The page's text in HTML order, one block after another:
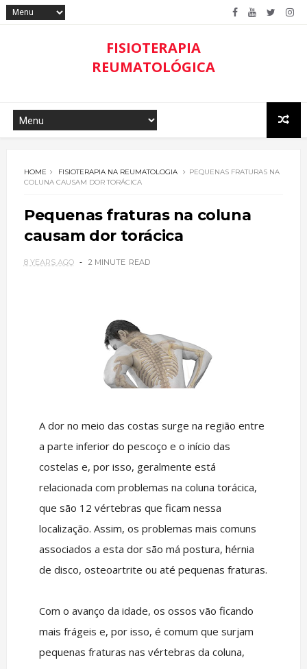
FISIOTERAPIA
REUMATOLÓGICA
HOME FISIOTERAPIA NA REUMATOLOGIA
PEQUENAS FRATURAS NA
COLUNA CAUSAM DOR TORÁCICA
Pequenas fraturas na coluna
causam dor torácica
8 YEARS AGO 2 MINUTE READ
A dor no meio das costas surge na região entre
a parte inferior do pescoço e o início das
costelas e, por isso, geralmente está
relacionada com problemas na coluna torácica,
que são 12 vértebras que ficam nessa
localização. Assim, os problemas mais comuns
associados a esta dor são má postura, hérnia
de disco, osteoartrite ou até pequenas fraturas.
Com o avanço da idade, os ossos vão ficando
mais frágeis e, por isso, é comum que surjam
pequenas fraturas nas vértebras da coluna,